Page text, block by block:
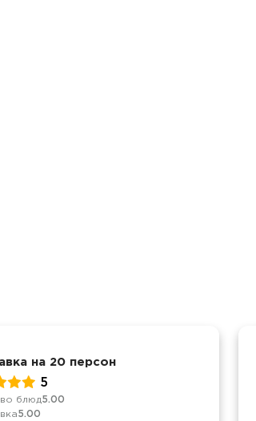
на 20 персон
5
блюд5.00
5.00